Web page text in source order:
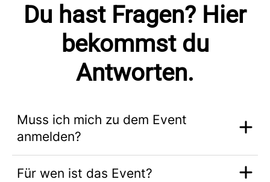
Du hast Fragen? Hier
bekommst du
Antworten.
Muss ich mich zu dem Event
anmelden?
Für wen ist das Event?